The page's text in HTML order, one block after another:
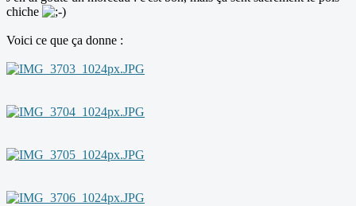
chiche
Voici ce que ça donne :